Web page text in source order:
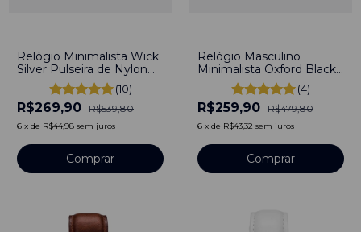
Relógio Minimalista Wick
Silver Pulseira de Nylon
Nato Azul e Verde 40mm
Aço Inoxidável banhado a
titânio
(10)
R$269,90 R$539,80
6 x de R$44,98 sem juros
Comprar
Relógio Masculino
Minimalista Oxford Black
Gold 40mm Aço
Inoxidável banhado a
titânio
(4)
R$259,90 R$479,80
6 x de R$43,32 sem juros
Comprar